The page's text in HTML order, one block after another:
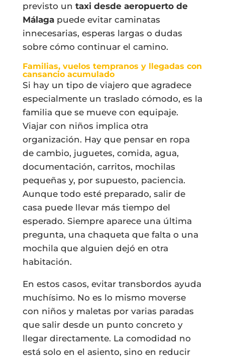
previsto un taxi desde aeropuerto de
Málagapuede evitar caminatas
innecesarias, esperas largas o dudas
sobre cómo continuar el camino.
Familias, vuelos tempranos y llegadas con
cansancio acumulado
Si hay un tipo de viajero que agradece
especialmente un traslado cómodo, es la
familia que se mueve con equipaje.
Viajar con niños implica otra
organización. Hay que pensar en ropa
de cambio, juguetes, comida, agua,
documentación, carritos, mochilas
pequeñas y, por supuesto, paciencia.
Aunque todo esté preparado, salir de
casa puede llevar más tiempo del
esperado. Siempre aparece una última
pregunta, una chaqueta que falta o una
mochila que alguien dejó en otra
habitación.
En estos casos, evitar transbordos ayuda
muchísimo. No es lo mismo moverse
con niños y maletas por varias paradas
que salir desde un punto concreto y
llegar directamente. La comodidad no
está solo en el asiento, sino en reducir